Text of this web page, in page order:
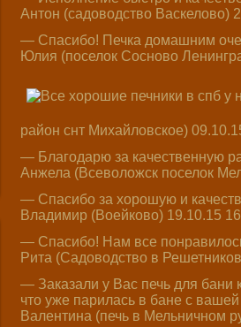
Антон (садоводство Васкелово)
— Спасибо! Печка домашним
Юлия (поселок Сосново
район снт Михайловское)
— Благодарю за качественную
Анжела (Всеволожск поселок
— Спасибо за хорошую и
Владимир (Воейково) 19.10.15
— Cпасибо! Нам все
Рита (Садоводство в
— Заказали у Вас печь для бани
что уже парилась в бане с
Валентина (печь в Мельничном